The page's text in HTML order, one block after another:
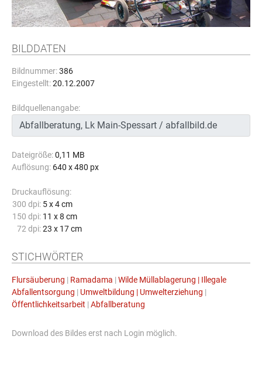
BILDDATEN
Bildnummer:386
Eingestellt:20.12.2007
Bildquellenangabe:
Dateigröße:0,11 MB
Auflösung: 640 x 480 px
Druckauflösung:
300 dpi: 5 x 4 cm
150 dpi: 11 x 8 cm
72 dpi: 23 x 17 cm
STICHWÖRTER
Flursäuberung | Ramadama | Wilde Müllablagerung | Illegale
Abfallentsorgung | Umweltbildung | Umwelterziehung |
Öffentlichkeitsarbeit | Abfallberatung
Download des Bildes erst nach Login möglich.